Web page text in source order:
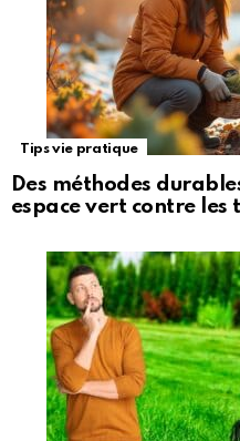
Tips vie pratique
Des méthodes
espace vert contre les